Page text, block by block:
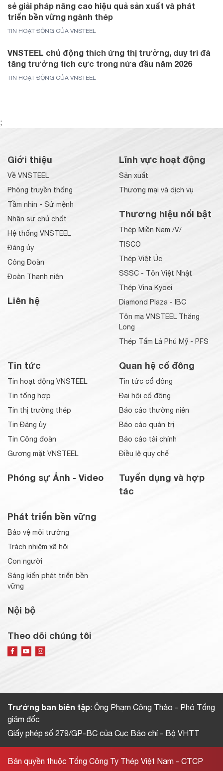
sẻ giải pháp nâng cao hiệu quả sản xuất và phát
triển bền vững ngành thép
TIN HOẠT ĐỘNG CỦA VNSTEEL
VNSTEEL chủ động thích ứng thị trường, duy trì đà
tăng trưởng tích cực trong nửa đầu năm 2026
TIN HOẠT ĐỘNG CỦA VNSTEEL
;
Giới thiệu
Về VNSTEEL
Phòng truyền thống
Tầm nhìn - Sứ mệnh
Nhân sự chủ chốt
Hệ thống VNSTEEL
Đảng ủy
Công Đoàn
Đoàn Thanh niên
Liên hệ
Lĩnh vực hoạt động
Sản xuất
Thương mại và dịch vụ
Thương hiệu nổi bật
Thép Miền Nam /V/
TISCO
Thép Việt Úc
SSSC - Tôn Việt Nhật
Thép Vina Kyoei
Diamond Plaza - IBC
Tôn mạ VNSTEEL Thăng
Long
Thép Tấm Lá Phú Mỹ - PFS
Tin tức
Tin hoạt động VNSTEEL
Tin tổng hợp
Tin thị trường thép
Tin Đảng ủy
Tin Công đoàn
Gương mặt VNSTEEL
Phóng sự Ảnh - Video
Quan hệ cổ đông
Tin tức cổ đông
Đại hội cổ đông
Báo cáo thường niên
Báo cáo quản trị
Báo cáo tài chính
Điều lệ quy chế
Tuyển dụng và hợp
tác
Phát triển bền vững
Bảo vệ môi trường
Trách nhiệm xã hội
Con người
Sáng kiến phát triển bền
vững
Nội bộ
Theo dõi chúng tôi
Trưởng ban biên tập: Ông Phạm Công Thảo - Phó Tổng
giám đốc
Giấy phép số 279/GP-BC của Cục Báo chí - Bộ VHTT
Bản quyền thuộc Tổng Công Ty Thép Việt Nam - CTCP